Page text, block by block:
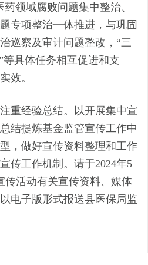
领域腐败问题集中整治、
专项整治一体推进，与巩固
巡察及审计问题整改，“三
等具体任务相互促进和支
效。
重经验总结。
以开展集中宣
结提炼基金监管宣传工作中
，做好宣传资料整理和工作
传工作机制。请于2024年5
传活动有关宣传资料、媒体
电子版形式报送县医保局监